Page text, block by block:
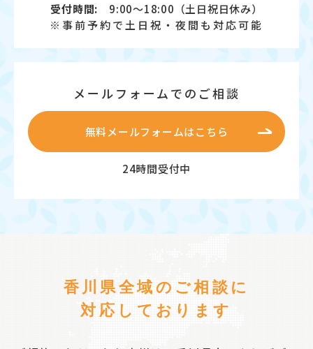
受付時間:
9:00～18:00（土日祝日休み）
※事前予約で土日祝・夜間も対応可能
メールフォームでのご相談
無料メールフォームはこちら
24時間受付中
香川県全域のご相談に
対応しております